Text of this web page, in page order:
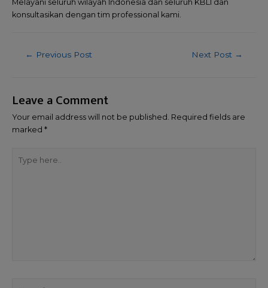
Melayani seluruh wilayah Indonesia dan seluruh KBLI dan
konsultasikan dengan tim professional kami.
← Previous Post Next Post →
Leave a Comment
Your email address will not be published. Required fields are
marked *